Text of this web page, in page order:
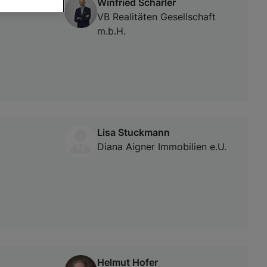
VB Realitäten Gesellschaft
m.b.H.
Lisa Stuckmann
Diana Aigner Immobilien e.U.
Helmut Hofer
oder Zugriff